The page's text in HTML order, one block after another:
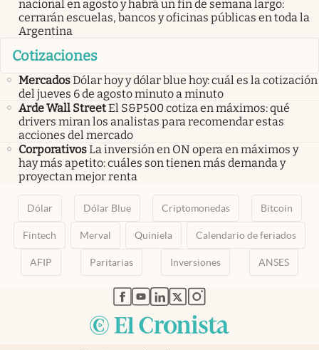
nacional en agosto y habrá un fin de semana largo:
cerrarán escuelas, bancos y oficinas públicas en toda la
Argentina
Cotizaciones
MercadosDólar hoy y dólar blue hoy: cuál es la cotización
del jueves 6 de agosto minuto a minuto
Arde Wall StreetEl S&P500 cotiza en máximos: qué
drivers miran los analistas para recomendar estas
acciones del mercado
CorporativosLa inversión en ON opera en máximos y
hay más apetito: cuáles son tienen más demanda y
proyectan mejor renta
Dólar Dólar Blue Criptomonedas Bitcoin
Fintech Merval Quiniela Calendario de feriados
AFIP Paritarias Inversiones ANSES
abre en nueva pestaña
abre en nueva pestaña
abre en nueva pestaña
abre en nueva pestaña
abre en nueva pestaña